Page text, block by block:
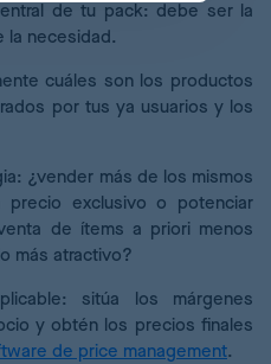
de tu pack: debe ser la
la necesidad.
cuáles son los productos
por tus ya usuarios y los
¿vender más de los mismos
precio exclusivo o potenciar
de ítems a priori menos
más atractivo?
sitúa los márgenes
y obtén los precios finales
de price management.